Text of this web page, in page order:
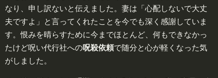
なり、申し訳ないと伝えました。妻は「心配しないで大丈
夫ですよ」と言ってくれたことを今でも深く感謝していま
す。恨みを晴らすために今までほとんど、何もできなかっ
たけど呪い代行社への呪殺依頼で随分と心が軽くなった気
がしました。